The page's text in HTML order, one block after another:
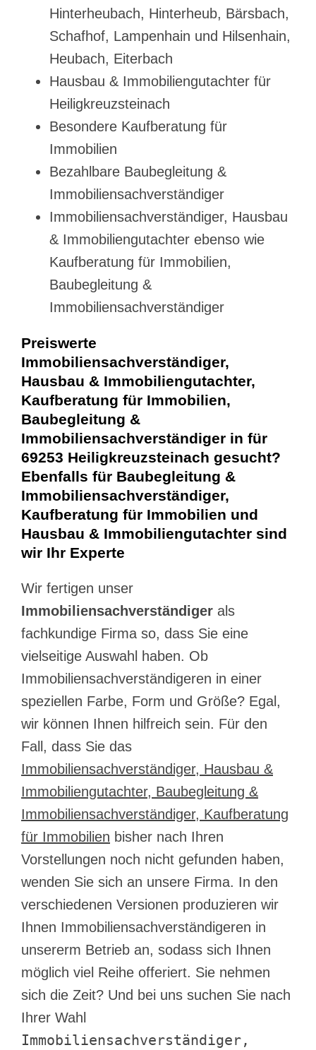
Hinterheubach, Hinterheub, Bärsbach,
Schafhof, Lampenhain und Hilsenhain,
Heubach, Eiterbach
Hausbau & Immobiliengutachter für
Heiligkreuzsteinach
Besondere Kaufberatung für
Immobilien
Bezahlbare Baubegleitung &
Immobiliensachverständiger
Immobiliensachverständiger, Hausbau
& Immobiliengutachter ebenso wie
Kaufberatung für Immobilien,
Baubegleitung &
Immobiliensachverständiger
Preiswerte
Immobiliensachverständiger,
Hausbau & Immobiliengutachter,
Kaufberatung für Immobilien,
Baubegleitung &
Immobiliensachverständiger in für
69253 Heiligkreuzsteinach gesucht?
Ebenfalls für Baubegleitung &
Immobiliensachverständiger,
Kaufberatung für Immobilien und
Hausbau & Immobiliengutachter sind
wir Ihr Experte
Wir fertigen unser
Immobiliensachverständiger als
fachkundige Firma so, dass Sie eine
vielseitige Auswahl haben. Ob
Immobiliensachverständigeren in einer
speziellen Farbe, Form und Größe? Egal,
wir können Ihnen hilfreich sein. Für den
Fall, dass Sie das
Immobiliensachverständiger, Hausbau &
Immobiliengutachter, Baubegleitung &
Immobiliensachverständiger, Kaufberatung
für Immobilien bisher nach Ihren
Vorstellungen noch nicht gefunden haben,
wenden Sie sich an unsere Firma. In den
verschiedenen Versionen produzieren wir
Ihnen Immobiliensachverständigeren in
unsererm Betrieb an, sodass sich Ihnen
möglich viel Reihe offeriert. Sie nehmen
sich die Zeit? Und bei uns suchen Sie nach
Ihrer Wahl
Immobiliensachverständiger,